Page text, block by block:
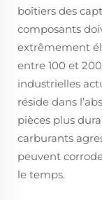
boîtiers des
composants
extrêmement
entre 100 et
industrielles
réside dans
pièces plus
carburants
peuvent
le temps.